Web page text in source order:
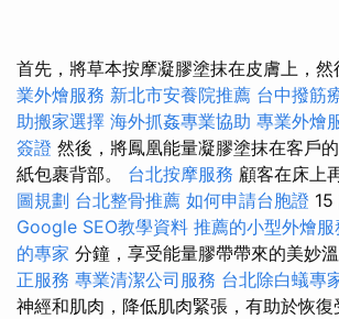
首先，將草本按摩凝膠塗抹在皮膚上，然
業外燴服務 新北市安養院推薦 台中撥筋
助搬家選擇 海外抓姦專業協助 專業外燴
簽證 然後，將鳳凰能量凝膠塗抹在客戶
紙包裹背部。 台北按摩服務 顧客在床上
圖規劃 台北整骨推薦 如何申請台胞證 15
Google SEO教學資料 推薦的小型外燴服
的專家 分鐘，享受能量膠帶帶來的美妙溫
正服務 專業清潔公司服務 台北除白蟻專
神經和肌肉，降低肌肉緊張，有助於恢復